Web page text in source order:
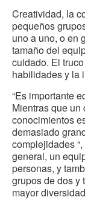
Creatividad, la
pequeños
uno a uno, o en
tamaño del
cuidado. El
habilidades y la
“Es importante
Mientras que
conocimientos
demasiado
complejidades
general, un
personas, y
grupos de dos y
mayor